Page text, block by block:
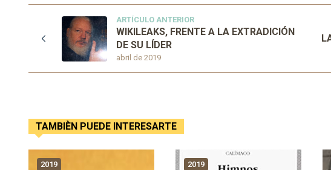
ARTÍCULO ANTERIOR
abril de 2019
WIKILEAKS, FRENTE A LA EXTRADICIÓN
DE SU LÍDER
TAMBIÈN PUEDE INTERESARTE
2019 2019